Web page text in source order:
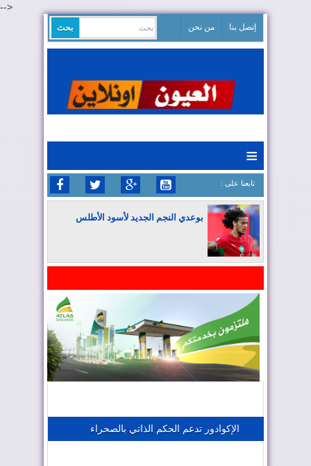
-->
إتصل بنا من نحن
≡
: تابعنا على
بوعدي النجم الجديد لأسود الأطلس
المغرب يعزز موقعه في صناعة الطيران
الإكوادور تدعم الحكم الذاتي بالصحراء